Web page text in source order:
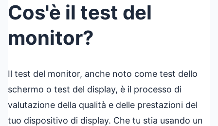
Cos'è il test del
monitor?
Il test del monitor, anche noto come test dello
schermo o test del display, è il processo di
valutazione della qualità e delle prestazioni del
tuo dispositivo di display. Che tu stia usando un